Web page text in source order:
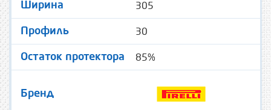
Ширина 305
Профиль 30
Остаток протектора 85%
Бренд